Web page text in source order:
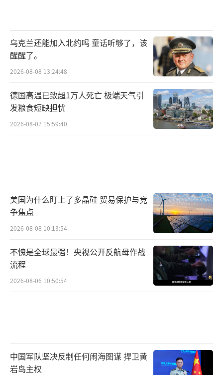
乌克兰还能加入北约吗 童话听够了，该
醒醒了。
2026-08-08 13:24:48
德国高温已致超1万人死亡 极端天气引
发粮食短缺担忧
2026-08-07 15:59:40
美国为什么盯上了多晶硅 贸易保护与竞
争焦点
2026-08-08 10:13:54
不愧是全球最强！央视公开反航母作战
流程
2026-08-06 10:50:54
中国军队坚决反制任何闹海图谋 捍卫黄
岩岛主权